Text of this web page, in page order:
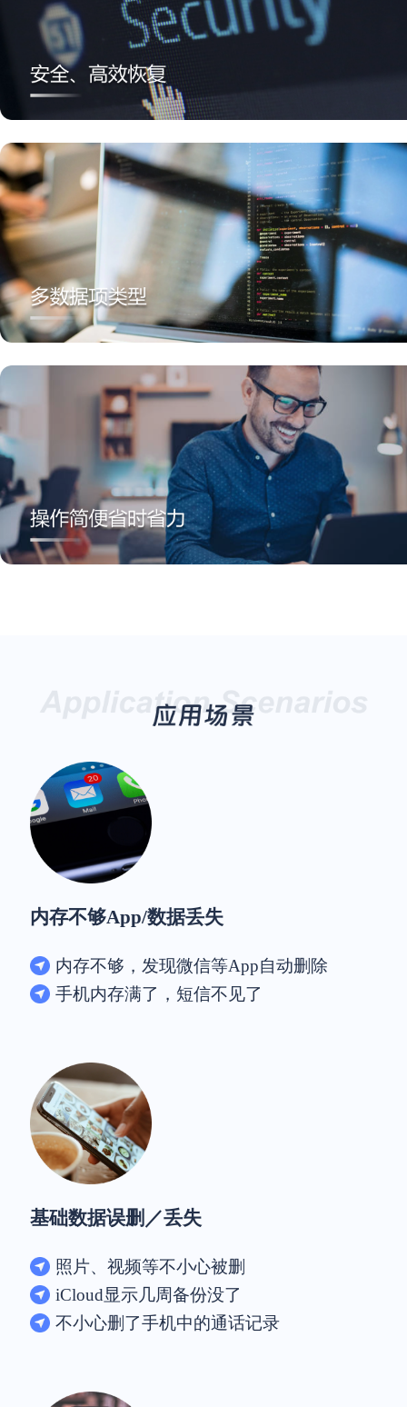
内存不够App/数据丢失
内存不够，发现微信等App自动删除
手机内存满了，短信不见了
基础数据误删／丢失
照片、视频等不小心被删
iCloud显示几周备份没了
不小心删了手机中的通话记录